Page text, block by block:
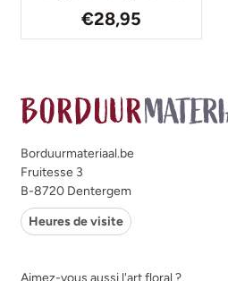
€28,95
Borduurmateriaal.be
Fruitesse 3
B-8720 Dentergem
Heures de visite
Aimez-vous aussi l'art floral ?